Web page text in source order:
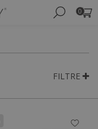
0
FILTRE